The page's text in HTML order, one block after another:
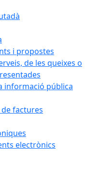
i propostes
de les queixes o
informació pública
factures
electrònics